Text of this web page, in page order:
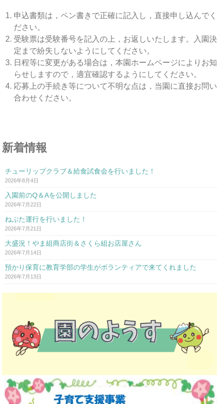
申込書類は，ペン書きで正確に記入し，直接申し込んでく
ださい。
受験票は受験番号を記入の上，お返しいたします。入園決
定まで紛失しないようにしてください。
日程等に変更がある場合は，本園ホームページによりお知
らせしますので，適宜確認するようにしてください。
応募上の手続き等について不明な点は，当園に直接お問い
合わせください。
新着情報
チューリップクラブ＆給食試食会を行いました！
2026年8月4日
入園前のQ＆Aを公開しました
2026年7月22日
ねぷた運行を行いました！
2026年7月21日
大盛況！やま組商店街＆さくら組お店屋さん
2026年7月14日
預かり保育に教育学部の学生がボランティアで来てくれました
2026年7月13日